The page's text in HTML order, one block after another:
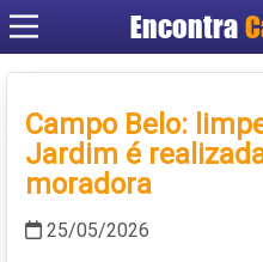
Encontra
Campo Belo:
Jardim é
moradora
25/05/2026